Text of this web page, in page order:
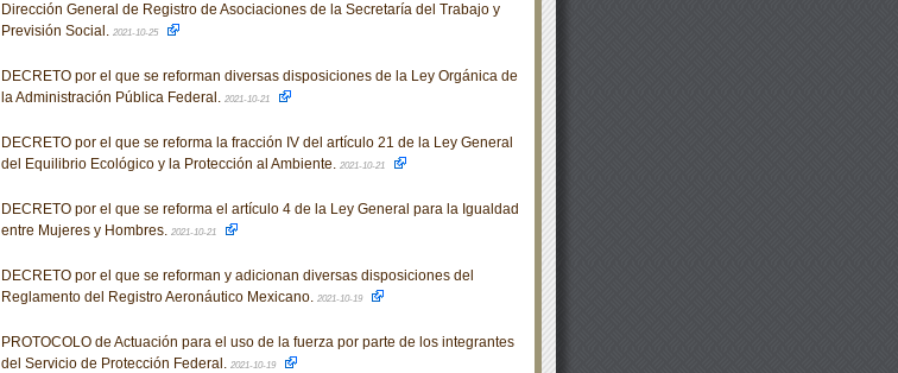
Dirección General de Registro de Asociaciones de la Secretaría del Trabajo y
Previsión Social. 2021-10-25
DECRETO por el que se reforman diversas disposiciones de la Ley Orgánica de
la Administración Pública Federal. 2021-10-21
DECRETO por el que se reforma la fracción IV del artículo 21 de la Ley General
del Equilibrio Ecológico y la Protección al Ambiente. 2021-10-21
DECRETO por el que se reforma el artículo 4 de la Ley General para la Igualdad
entre Mujeres y Hombres. 2021-10-21
DECRETO por el que se reforman y adicionan diversas disposiciones del
Reglamento del Registro Aeronáutico Mexicano. 2021-10-19
PROTOCOLO de Actuación para el uso de la fuerza por parte de los integrantes
del Servicio de Protección Federal. 2021-10-19